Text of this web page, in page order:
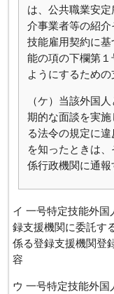
は、公共職業安
介事業者等の紹
技能雇用契約に
能の項の下欄第
ようにするための
（ケ）当該外国
期的な面談を実
る法令の規定に
を知ったときは
係行政機関に通報
イ 一号特定技能外
録支援機関に委託す
係る登録支援機関登
容
ウ 一号特定技能外